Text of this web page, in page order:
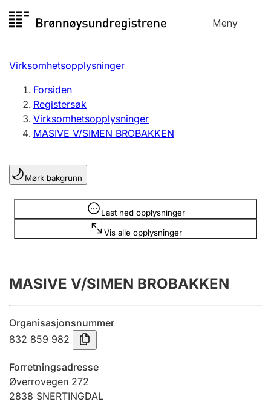
til
Meny
Registersøk
Aksjeselskap
Enkeltpersonforetak
Registrere, endre, slette
Lag og forening
Registrere, endre, slette
Årsregnskap
Innsending og forsinkelsesgebyr
Jeger
Virksomhetsopplysninger
Forsiden
Registersøk
Virksomhetsopplysninger
MASIVE V/SIMEN BROBAKKEN
Mørk bakgrunn
Last ned opplysninger
Vis alle opplysninger
Opplysninger er skjult
MASIVE V/SIMEN BROBAKKEN
Organisasjonsnummer
832 859 982
Forretningsadresse
Øverrovegen 272
2838 SNERTINGDAL